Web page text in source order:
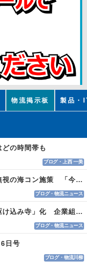
物流掲示板 製品・
の時間帯も
ブログ・上西 一美
違う違うそれじゃない 現場無視の海コン施策 「今でも平均２～３時間は待つ」
ブログ・物流ニュース
白ナンバートラック規制で「駆け込み寺」化 企業組合が入会基準を見直しへ
ブログ・物流ニュース
日号
ブログ・物流川柳